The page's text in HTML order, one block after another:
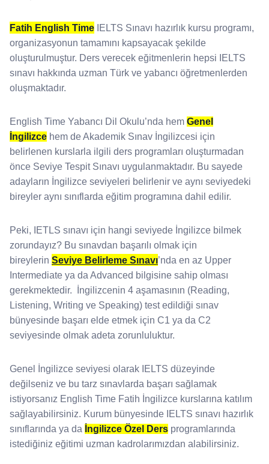
Fatih English Time IELTS Sınavı hazırlık kursu programı,
organizasyonun tamamını kapsayacak şekilde
oluşturulmuştur. Ders verecek eğitmenlerin hepsi IELTS
sınavı hakkında uzman Türk ve yabancı öğretmenlerden
oluşmaktadır.
English Time Yabancı Dil Okulu’nda hem Genel
İngilizce hem de Akademik Sınav İngilizcesi için
belirlenen kurslarla ilgili ders programları oluşturmadan
önce Seviye Tespit Sınavı uygulanmaktadır. Bu sayede
adayların İngilizce seviyeleri belirlenir ve aynı seviyedeki
bireyler aynı sınıflarda eğitim programına dahil edilir.
Peki, IETLS sınavı için hangi seviyede İngilizce bilmek
zorundayız? Bu sınavdan başarılı olmak için
bireylerin Seviye Belirleme Sınavı’nda en az Upper
Intermediate ya da Advanced bilgisine sahip olması
gerekmektedir. İngilizcenin 4 aşamasının (Reading,
Listening, Writing ve Speaking) test edildiği sınav
bünyesinde başarı elde etmek için C1 ya da C2
seviyesinde olmak adeta zorunluluktur.
Genel İngilizce seviyesi olarak IELTS düzeyinde
değilseniz ve bu tarz sınavlarda başarı sağlamak
istiyorsanız English Time Fatih İngilizce kurslarına katılım
sağlayabilirsiniz. Kurum bünyesinde IELTS sınavı hazırlık
sınıflarında ya da İngilizce Özel Ders programlarında
istediğiniz eğitimi uzman kadrolarımızdan alabilirsiniz.